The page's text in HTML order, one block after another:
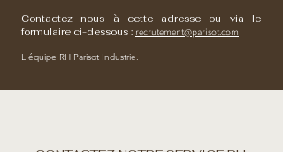
Contactez nous à cette adresse ou via le
formulaire ci-dessous : recrutement@parisot.com
L'équipe RH Parisot Industrie.